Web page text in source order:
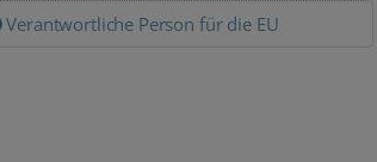
Verantwortliche Person für die EU